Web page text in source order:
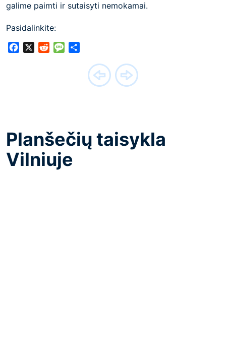
galime paimti ir sutaisyti nemokamai.
Pasidalinkite:
FacebookRedditMessage
Planšečių taisykla
Vilniuje